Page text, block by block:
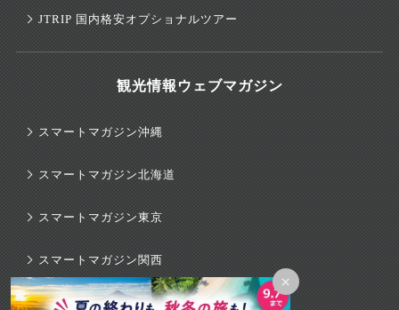
×
JTRIP 国内格安オプショナルツアー
観光情報ウェブマガジン
スマートマガジン沖縄
スマートマガジン北海道
スマートマガジン東京
スマートマガジン関西
スマートマガジンハワイ